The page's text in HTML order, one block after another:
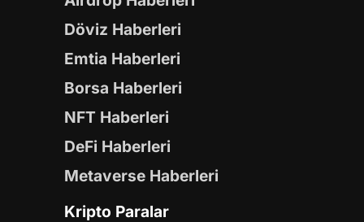
Döviz Haberleri
Emtia Haberleri
Borsa Haberleri
NFT Haberleri
DeFi Haberleri
Metaverse Haberleri
Kripto Paralar